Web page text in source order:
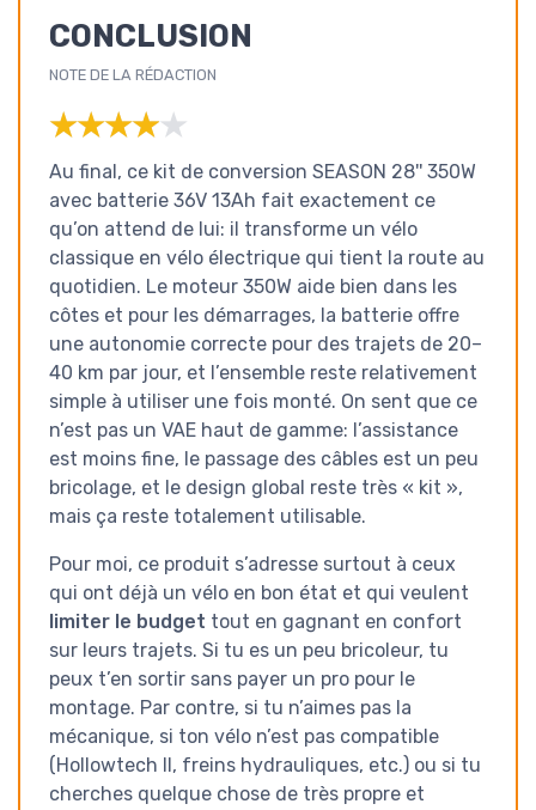
CONCLUSION
NOTE DE LA RÉDACTION
★★★★★
★★★★★
Au final, ce kit de conversion SEASON 28'' 350W
avec batterie 36V 13Ah fait exactement ce
qu’on attend de lui: il transforme un vélo
classique en vélo électrique qui tient la route au
quotidien. Le moteur 350W aide bien dans les
côtes et pour les démarrages, la batterie offre
une autonomie correcte pour des trajets de 20–
40 km par jour, et l’ensemble reste relativement
simple à utiliser une fois monté. On sent que ce
n’est pas un VAE haut de gamme: l’assistance
est moins fine, le passage des câbles est un peu
bricolage, et le design global reste très « kit »,
mais ça reste totalement utilisable.
Pour moi, ce produit s’adresse surtout à ceux
qui ont déjà un vélo en bon état et qui veulent
limiter le budget tout en gagnant en confort
sur leurs trajets. Si tu es un peu bricoleur, tu
peux t’en sortir sans payer un pro pour le
montage. Par contre, si tu n’aimes pas la
mécanique, si ton vélo n’est pas compatible
(Hollowtech II, freins hydrauliques, etc.) ou si tu
cherches quelque chose de très propre et